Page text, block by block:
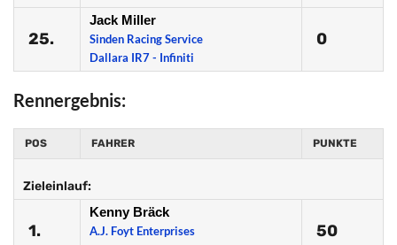
25.
Jack Miller
Sinden Racing Service
Dallara IR7 - Infiniti
0
Rennergebnis:
POS FAHRER PUNKTE
Zieleinlauf:
1.
Kenny Bräck
A.J. Foyt Enterprises
50